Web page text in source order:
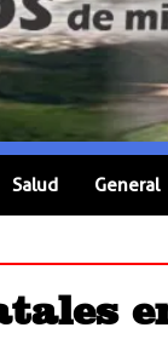
Salud General